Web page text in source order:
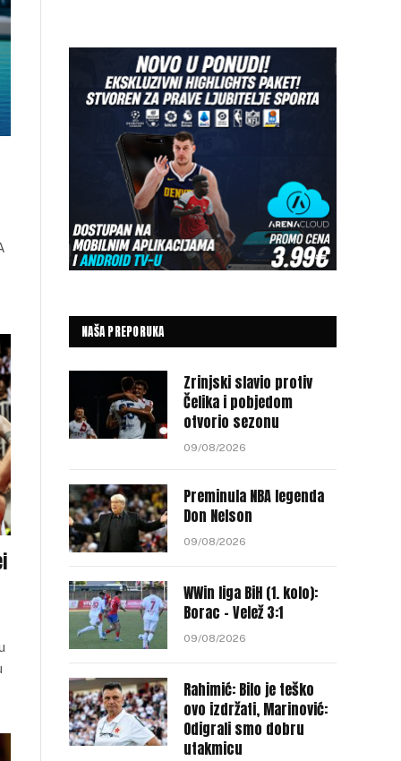
NAŠA PREPORUKA
Zrinjski slavio protiv
Čelika i pobjedom
otvorio sezonu
09/08/2026
Preminula NBA legenda
Don Nelson
09/08/2026
WWin liga BiH (1. kolo):
Borac – Velež 3:1
09/08/2026
Rahimić: Bilo je teško
ovo izdržati, Marinović:
Odigrali smo dobru
utakmicu